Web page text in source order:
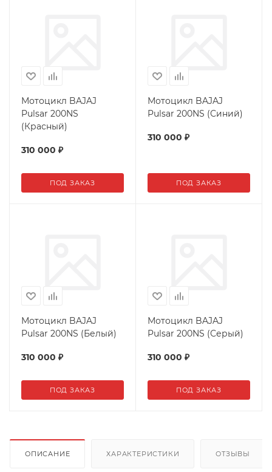
Мотоцикл BAJAJ
Pulsar 200NS
(Красный)
310 000 ₽
ПОД ЗАКАЗ
Мотоцикл BAJAJ
Pulsar 200NS (Синий)
310 000 ₽
ПОД ЗАКАЗ
Мотоцикл BAJAJ
Pulsar 200NS (Белый)
310 000 ₽
ПОД ЗАКАЗ
Мотоцикл BAJAJ
Pulsar 200NS (Серый)
310 000 ₽
ПОД ЗАКАЗ
ОПИСАНИЕ ХАРАКТЕРИСТИКИ ОТЗЫВЫ